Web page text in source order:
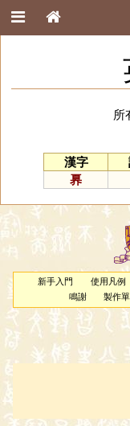
所
漢字
奡
新手入門 使用凡例
鳴謝
製作